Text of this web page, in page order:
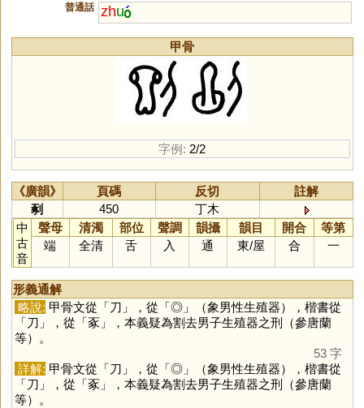
普通話 zhu
甲骨
字例: 2/2
《廣韻》 頁碼 反切
註解
剢
450
丁木
中
古
音
聲母 清濁 部位 聲調 韻攝 韻目 開合
等第
端
全清 舌 入 通 東/屋 合 一
形義通解
略說: 甲骨文從「刀 」，從「◎」（象男性生殖器），楷書從
「刀 」，從「豖」，本義疑為割去男子生殖器之刑（參唐蘭
等）。
53 字
詳解: 甲骨文從「刀 」，從「◎」（象男性生殖器），楷書從
「刀 」，從「豖」，本義疑為割去男子生殖器之刑（參唐蘭
等）。